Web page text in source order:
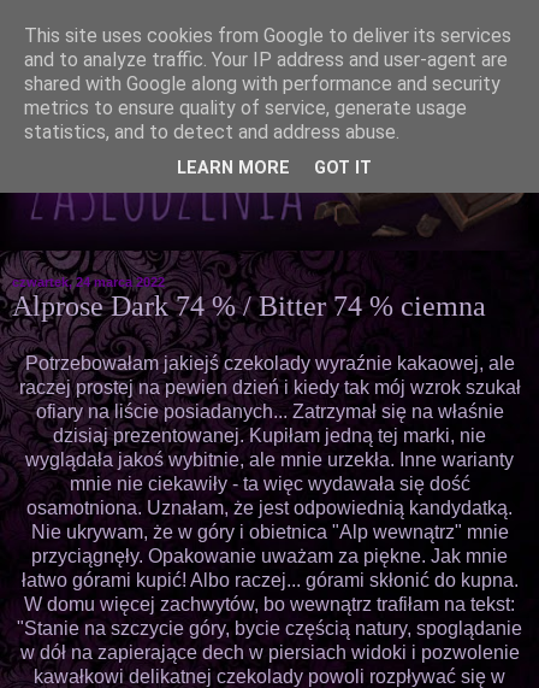
czwartek, 24 marca 2022
Alprose Dark 74 % / Bitter 74 % ciemna
Potrzebowałam jakiejś czekolady wyraźnie kakaowej, ale
raczej prostej na pewien dzień i kiedy tak mój wzrok szukał
ofiary na liście posiadanych... Zatrzymał się na właśnie
dzisiaj prezentowanej. Kupiłam jedną tej marki, nie
wyglądała jakoś wybitnie, ale mnie urzekła. Inne warianty
mnie nie ciekawiły - ta więc wydawała się dość
osamotniona. Uznałam, że jest odpowiednią kandydatką.
Nie ukrywam, że w góry i obietnica "Alp wewnątrz" mnie
przyciągnęły. Opakowanie uważam za piękne. Jak mnie
łatwo górami kupić! Albo raczej... górami skłonić do kupna.
W domu więcej zachwytów, bo wewnątrz trafiłam na tekst:
"Stanie na szczycie góry, bycie częścią natury, spoglądanie
w dół na zapierające dech w piersiach widoki i pozwolenie
kawałkowi delikatnej czekolady powoli rozpływać się w
This site uses cookies from Google to deliver its services
and to analyze traffic. Your IP address and user-agent are
shared with Google along with performance and security
metrics to ensure quality of service, generate usage
statistics, and to detect and address abuse.
LEARN MORE GOT IT